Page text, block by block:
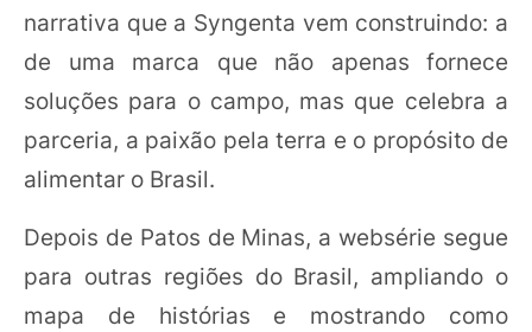
narrativa que a Syngenta vem construindo: a
de uma marca que não apenas fornece
soluções para o campo, mas que celebra a
parceria, a paixão pela terra e o propósito de
alimentar o Brasil.
Depois de Patos de Minas, a websérie segue
para outras regiões do Brasil, ampliando o
mapa de histórias e mostrando como